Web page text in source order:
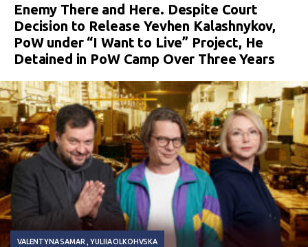
Enemy There and Here. Despite Court
Decision to Release Yevhen Kalashnykov,
PoW under “I Want to Live” Project, He
Detained in PoW Camp Over Three Years
VALENTYNA SAMAR YULIIA OLKOHVSKA